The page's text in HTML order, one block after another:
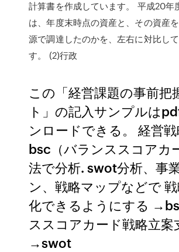
計算書を作成しています。 平成20年
は、年度末時点の資産と、その資産
源で調達したのかを、左右に対比し
す。 (2)行政
この「経営課題の事前把
ト」の記入サンプルは
ンロードできる。 経営
bsc（バランススコアカ
法で分析. swot分析、事
ン、戦略マップなどで
化できるようにする
ススコアカード戦略立案
→swot